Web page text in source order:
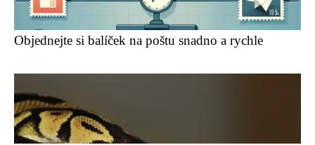
Objednejte si balíček na poštu snadno a rychle